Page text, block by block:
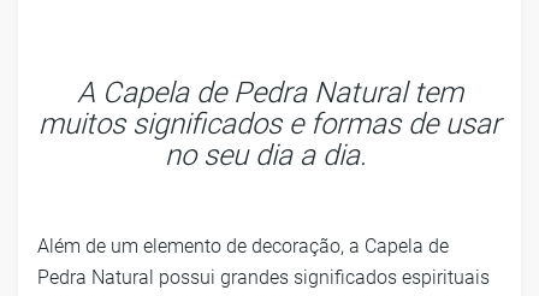
A Capela de Pedra Natural tem
muitos significados e formas de usar
no seu dia a dia.
Além de um elemento de decoração, a Capela de
Pedra Natural possui grandes significados espirituais